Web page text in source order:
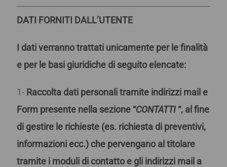
DATI FORNITI DALL’UTENTE
I dati verranno trattati unicamente per le finalità
e per le basi giuridiche di seguito elencate:
1- Raccolta dati personali tramite indirizzi mail e
Form presente nella sezione “CONTATTI “, al fine
di gestire le richieste (es. richiesta di preventivi,
informazioni ecc.) che pervengano al titolare
tramite i moduli di contatto e gli indirizzi mail a